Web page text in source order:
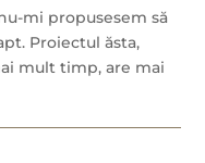
mi propusesem să
Proiectul ăsta,
mult timp, are mai